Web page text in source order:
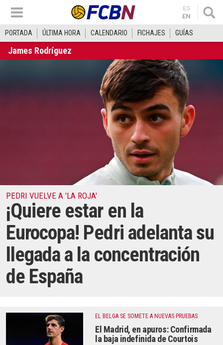
ES
EN
PORTADA ÚLTIMA HORA CALENDARIO FICHAJES GUÍAS
James Rodríguez
PEDRI VUELVE A 'LA ROJA'
¡Quiere estar en la
Eurocopa! Pedri adelanta su
llegada a la concentración
de España
EL BELGA SE SOMETE A NUEVAS PRUEBAS
El Madrid, en apuros: Confirmada
la baja indefinida de Courtois